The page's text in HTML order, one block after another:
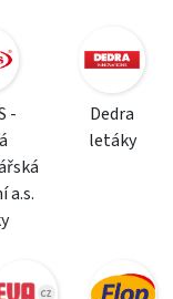
-
a.s.
Dedra
letáky